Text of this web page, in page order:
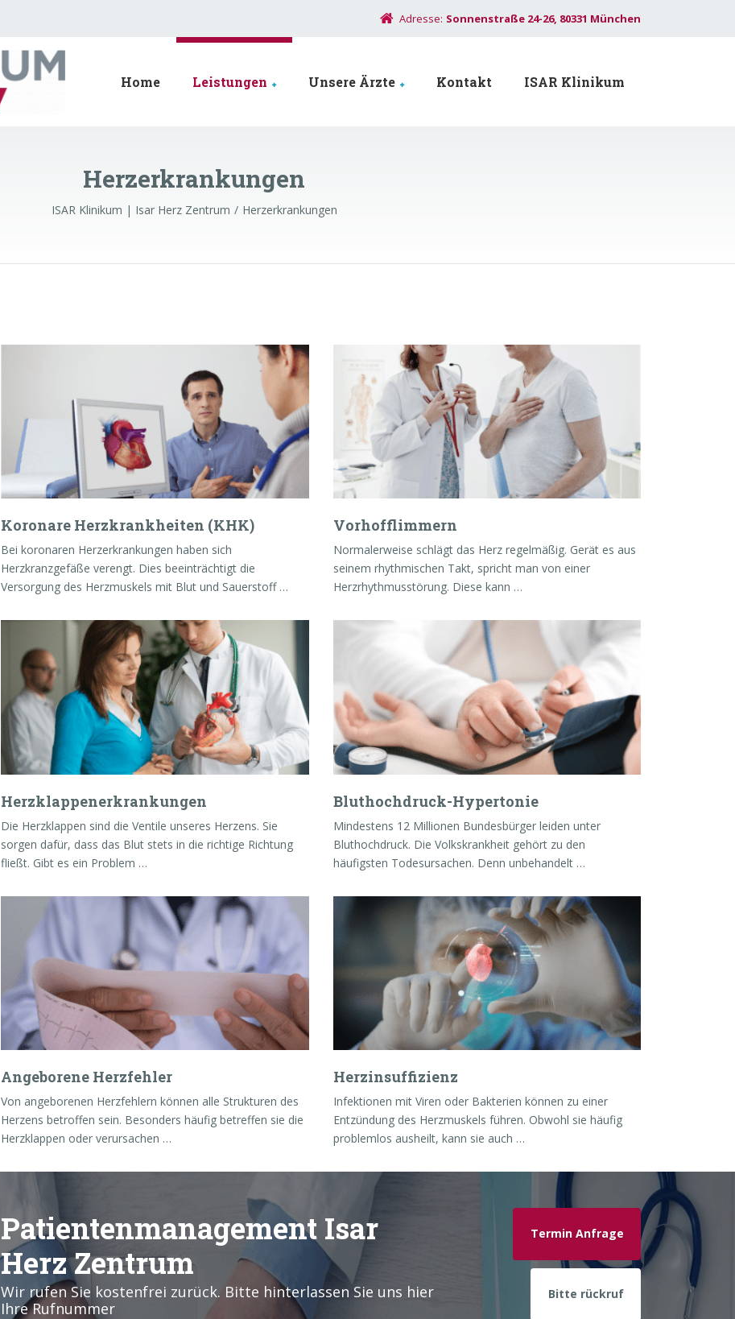
Adresse: Sonnenstraße 24-26, 80331 München
Home Leistungen Unsere Ärzte Kontakt ISAR Klinikum
Herzerkrankungen
ISAR Klinikum | Isar Herz Zentrum Herzerkrankungen
Koronare Herzkrankheiten (KHK)
Bei koronaren Herzerkrankungen haben sich
Herzkranzgefäße verengt. Dies beeinträchtigt die
Versorgung des Herzmuskels mit Blut und Sauerstoff …
Herzklappenerkrankungen
Die Herzklappen sind die Ventile unseres Herzens. Sie
sorgen dafür, dass das Blut stets in die richtige Richtung
fließt. Gibt es ein Problem …
Angeborene Herzfehler
Von angeborenen Herzfehlern können alle Strukturen des
Herzens betroffen sein. Besonders häufig betreffen sie die
Herzklappen oder verursachen …
Vorhofflimmern
Normalerweise schlägt das Herz regelmäßig. Gerät es aus
seinem rhythmischen Takt, spricht man von einer
Herzrhythmusstörung. Diese kann …
Bluthochdruck-Hypertonie
Mindestens 12 Millionen Bundesbürger leiden unter
Bluthochdruck. Die Volkskrankheit gehört zu den
häufigsten Todesursachen. Denn unbehandelt …
Herzinsuffizienz
Infektionen mit Viren oder Bakterien können zu einer
Entzündung des Herzmuskels führen. Obwohl sie häufig
problemlos ausheilt, kann sie auch …
Patientenmanagement Isar
Herz Zentrum
Wir rufen Sie kostenfrei zurück. Bitte hinterlassen Sie uns hier
Ihre Rufnummer
Termin Anfrage
Bitte rückruf